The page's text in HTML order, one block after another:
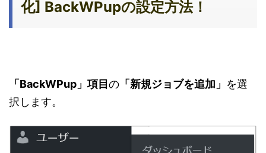
化] BackWPupの設定方法！
「BackWPup」項目 の 「新規ジョブを追加」 を選
択します。